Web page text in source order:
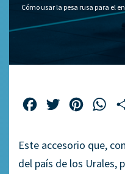
Cómo usar la pesa rusa para el
FacebookTwitterPinterest
Este accesorio que,
del país de los Urales,